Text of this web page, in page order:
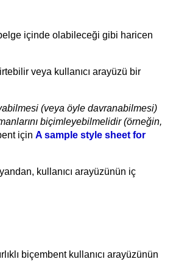
içinde olabileceği gibi haricen
veya kullanıcı arayüzü bir
(veya öyle davranabilmesi)
biçimleyebilmelidir (örneğin,
için A sample style sheet for
kullanıcı arayüzünün iç
biçembent kullanıcı arayüzünün